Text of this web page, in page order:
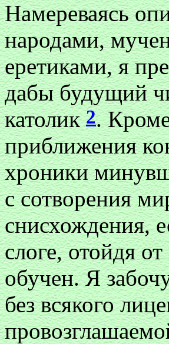
Намереваясь
народами,
еретиками, я
дабы будущий
католик2.
приближения
хроники
с сотворения
снисхождения,
слоге, отойдя
обучен. Я
без всякого